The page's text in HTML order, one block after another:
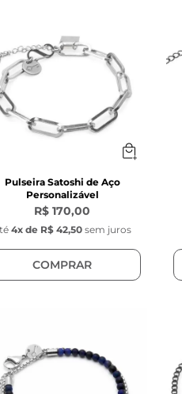
Pulseira Satoshi de Aço
Personalizável
R$ 170,00
4x de R$ 42,50 sem juros
COMPRAR